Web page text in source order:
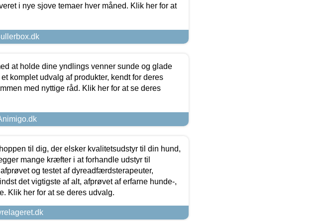
i nye sjove temaer hver måned. Klik her for at
at holde dine yndlings venner sunde og glade
komplet udvalg af produkter, kendt for deres
med nyttige råd. Klik her for at se deres
til dig, der elsker kvalitetsudstyr til din hund,
mange kræfter i at forhandle udstyr til
og testet af dyreadfærdsterapeuter,
det vigtigste af alt, afprøvet af erfarne hunde-,
Klik her for at se deres udvalg.